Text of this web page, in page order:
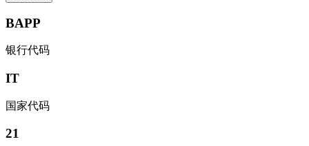
BAPP
银行代码
IT
国家代码
21